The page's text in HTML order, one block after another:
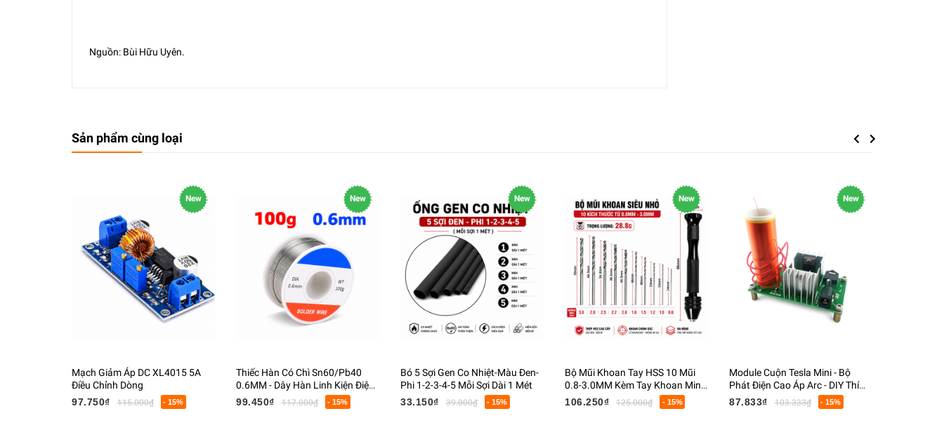
Nguồn: Bùi Hữu Uyên.
Sản phẩm cùng loại Previous
New
Mạch Giảm Áp DC XL4015 5A
Điều Chỉnh Dòng
97.750₫
115.000₫ - 15%
New
Thiếc Hàn Có Chì Sn60/Pb40
0.6MM - Dây Hàn Linh Kiện Điện
Tử Có Lõi Flux
99.450₫ 117.000₫ - 15%
New
Bó 5 Sợi Gen Co Nhiệt-Màu Đen-
Phi 1-2-3-4-5 Mỗi Sợi Dài 1 Mét
33.150₫
39.000₫ - 15%
New
Bộ Mũi Khoan Tay HSS 10 Mũi
0.8-3.0MM Kèm Tay Khoan Mini
Cầm Tay Khoan PCB Gỗ Nhựa
106.250₫ 125.000₫ - 15%
New
Module Cuộn Tesla Mini - Bộ
Phát Điện Cao Áp Arc - DIY Thí
Nghiệm Vật Lý - DC 15-24V
87.833₫ 103.333₫ - 15%
Next